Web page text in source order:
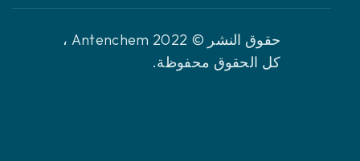
حقوق النشر © 2022 Antenchem ،
كل الحقوق محفوظة.